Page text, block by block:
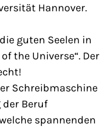
Hannover.
guten Seelen in
the Universe“. Der
Schreibmaschine
Beruf
spannenden